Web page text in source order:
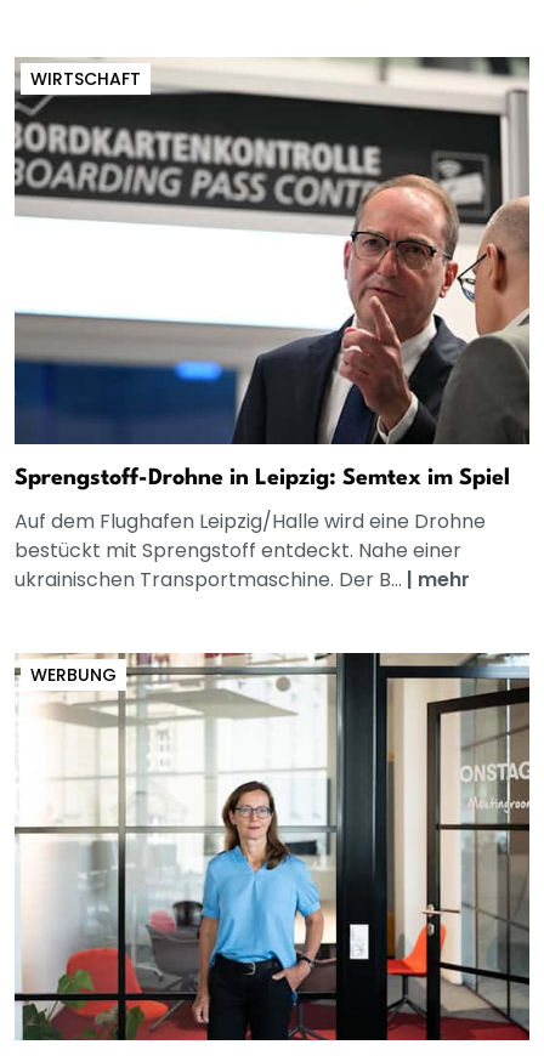
WIRTSCHAFT
Sprengstoff-Drohne in Leipzig: Semtex im Spiel
Auf dem Flughafen Leipzig/Halle wird eine Drohne
bestückt mit Sprengstoff entdeckt. Nahe einer
ukrainischen Transportmaschine. Der B... | mehr
WERBUNG